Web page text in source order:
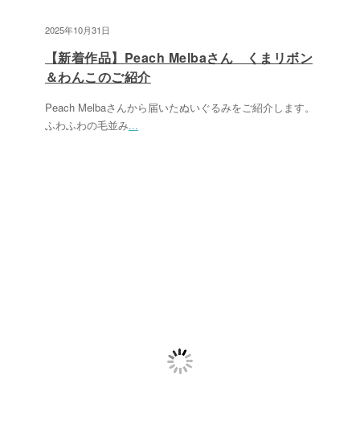
2025年10月31日
【新着作品】Peach Melbaさん くまリボン
＆わんこのご紹介
Peach Melbaさんから届いたぬいぐるみをご紹介します。
ふわふわの毛並み...